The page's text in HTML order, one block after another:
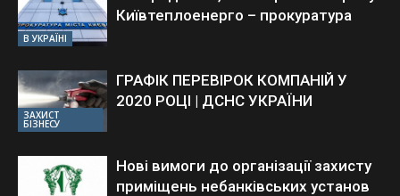
В УКРАЇНІ
Київтеплоенерго – прокуратура
ЗАХИСТ
БІЗНЕСУ
ГРАФІК ПЕРЕВІРОК КОМПАНІЙ У
2020 РОЦІ | ДСНС УКРАЇНИ
Нові вимоги до організації захисту
приміщень небанківських установ